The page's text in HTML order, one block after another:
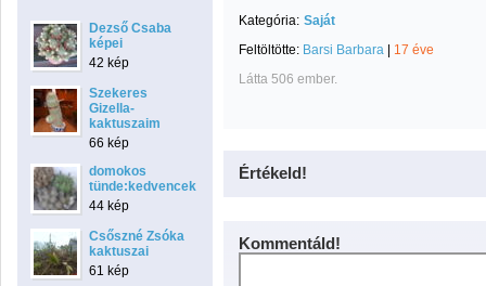
Dezső Csaba
képei
42 kép
Szekeres
Gizella-
kaktuszaim
66 kép
domokos
tünde:kedvencek
44 kép
Csőszné Zsóka
kaktuszai
61 kép
Kategória: Saját
Feltöltötte: Barsi Barbara
17 éve
Látta 506 ember.
Értékeld!
Kommentáld!